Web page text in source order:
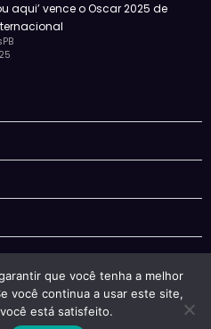
aqui’ vence o Oscar 2025 de
que você tenha a melhor
você continua a usar este site,
está satisfeito.